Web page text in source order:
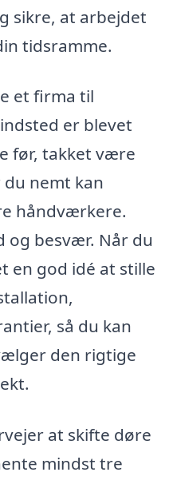
sikre, at arbejdet
tidsramme.
et firma til
er blevet
før, takket være
nemt kan
håndværkere.
og besvær. Når du
en god idé at stille
så du kan
den rigtige
at skifte døre
mindst tre